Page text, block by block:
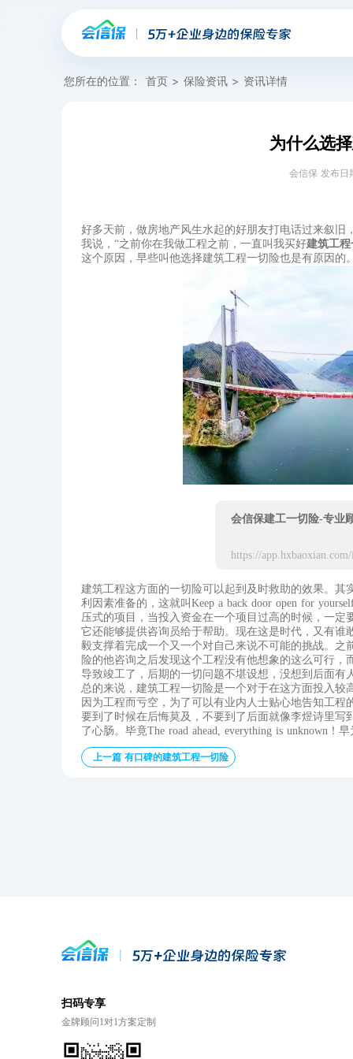
您所在的位置： 首页 > 保险资讯 > 资讯详情
为什么选
会信保 发布日
好多天前，做房地产风生水起的好朋友打电话过来叙
我说，“之前你在我做工程之前，一直叫我买好建筑工
这个原因，早些叫他选择建筑工程一切险也是有原因的
会信保建工一切险-专业
建筑工程这方面的一切险可以起到及时救助的效果。
利因素准备的，这就叫Keep a back door open for
压式的项目，当投入资金在一个项目过高的时候，一定
它还能够提供咨询员给于帮助。现在这是时代，又有
毅支撑着完成一个又一个对自己来说不可能的挑战。
险的他咨询之后发现这个工程没有他想象的这么可行
导致竣工了，后期的一切问题不堪设想，没想到后面有
总的来说，建筑工程一切险是一个对于在这方面投入
因为工程而亏空，为了可以有业内人士贴心地告知工
要到了时候在后悔莫及，不要到了后面就像李煜诗里写
了心肠。毕竟The road ahead, everything is unknown！
上一篇 有口碑的建筑工程一切险
扫码专享
金牌顾问1对1方案定制